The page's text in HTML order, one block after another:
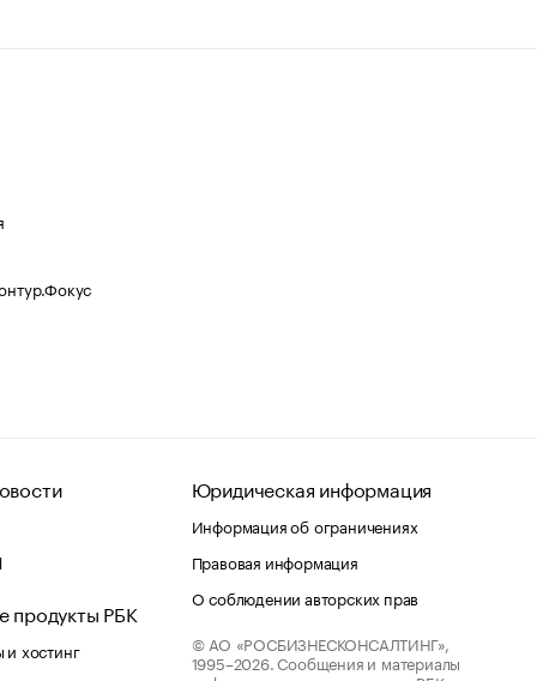
продукты РБК
хостинг
Юридическая информация
Информация об ограничениях
Правовая информация
О соблюдении авторских прав
© АО «РОСБИЗНЕСКОНСАЛТИНГ»,
1995–2026. Сообщения и материалы